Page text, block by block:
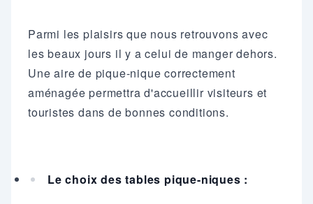
Parmi les plaisirs que nous retrouvons avec
les beaux jours il y a celui de manger dehors.
Une aire de pique-nique correctement
aménagée permettra d'accueillir visiteurs et
touristes dans de bonnes conditions.
Le choix des tables pique-niques :